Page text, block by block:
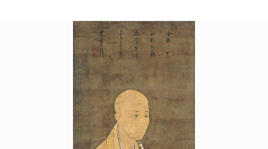
POLICY COMPANY